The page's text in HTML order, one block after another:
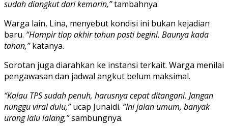
sudah diangkut dari kemarin,”tambahnya.
Warga lain, Lina, menyebut kondisi ini bukan kejadian
baru. “Hampir tiap akhir tahun pasti begini. Baunya kada
tahan,”katanya.
Sorotan juga diarahkan ke instansi terkait. Warga menilai
pengawasan dan jadwal angkut belum maksimal.
“Kalau TPS sudah penuh, harusnya cepat ditangani. Jangan
nunggu viral dulu,”ucap Junaidi. “Ini jalan umum, banyak
urang lalu lalang,”sambungnya.